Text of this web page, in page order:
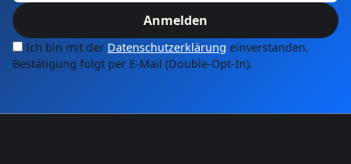
Anmelden
Ich bin mit der Datenschutzerklärung einverstanden.
Bestätigung folgt per E-Mail (Double-Opt-In).